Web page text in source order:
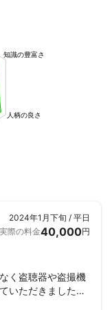
なケースの案件をこ
まったく異なりま
を減らすことができ
セラーの方で詳しく
り頂いても構いませ
。
よう、親身になって
ます。
を減らすことができ
はカウンセラーの方
す。
り頂いても構いませ
。
よう、親身になって
知識の豊富さ
人柄の良さ
2024年1月下旬 / 平日
実際の料金40,000円
く盗聴器や盗撮機
いただきました。